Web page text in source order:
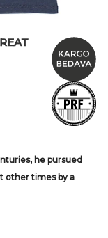
he pursued
other times by a